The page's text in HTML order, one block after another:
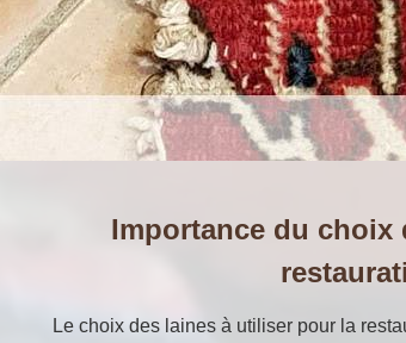
Importance du choix
Le choix des laines à utiliser pour la